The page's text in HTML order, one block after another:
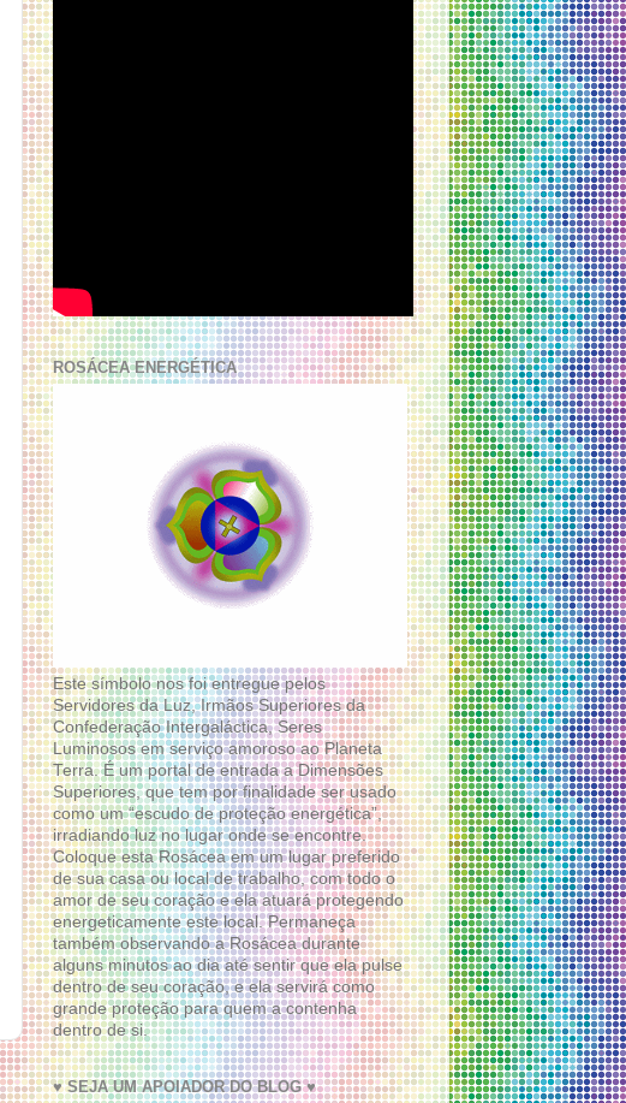
ROSÁCEA ENERGÉTICA
Este símbolo nos foi entregue pelos
Servidores da Luz, Irmãos Superiores da
Confederação Intergaláctica, Seres
Luminosos em serviço amoroso ao Planeta
Terra. É um portal de entrada a Dimensões
Superiores, que tem por finalidade ser usado
como um “escudo de proteção energética”,
irradiando luz no lugar onde se encontre.
Coloque esta Rosácea em um lugar preferido
de sua casa ou local de trabalho, com todo o
amor de seu coração e ela atuará protegendo
energeticamente este local. Permaneça
também observando a Rosácea durante
alguns minutos ao dia até sentir que ela pulse
dentro de seu coração, e ela servirá como
grande proteção para quem a contenha
dentro de si.
♥ SEJA UM APOIADOR DO BLOG ♥